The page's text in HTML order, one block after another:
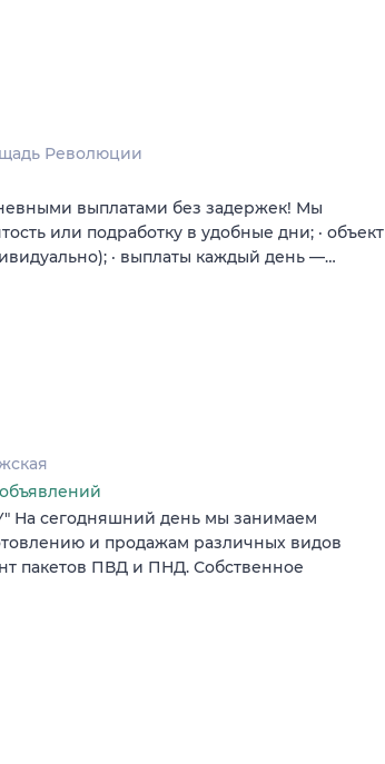
Революции
выплатами без задержек! Мы
или подработку в удобные дни; · объект
· выплаты каждый день —…
На сегодняшний день мы занимаем
и продажам различных видов
пакетов ПВД и ПНД. Собственное